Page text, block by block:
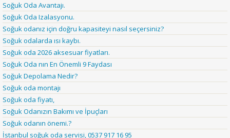
Soğuk Oda Avantajı.
Soğuk Oda Izalasyonu.
Soğuk odanız için doğru kapasiteyi nasıl seçersiniz?
Soğuk odalarda ısı kaybı.
Soğuk oda 2026 aksesuar fiyatları.
Soğuk Oda nın En Önemli 9 Faydası
Soğuk Depolama Nedir?
Soğuk oda montajı
Soğuk oda fiyatı,
Soğuk Odanızın Bakımı ve İpuçları
Soğuk odanın önemi.?
İstanbul soğuk oda servisi, 0537 917 16 95